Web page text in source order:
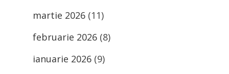
martie 2026 (11)
februarie 2026 (8)
ianuarie 2026 (9)